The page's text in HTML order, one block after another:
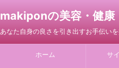
makiponの美容・健康
あなた自身の良さを引き出すお手伝いを
ホーム サ